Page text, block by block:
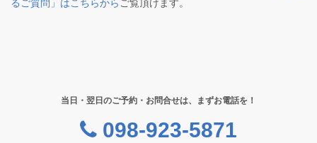
るご質問」はこちらから ご覧頂けます。
当日・翌日のご予約・お問合せは、まずお電話を！
098-923-5871